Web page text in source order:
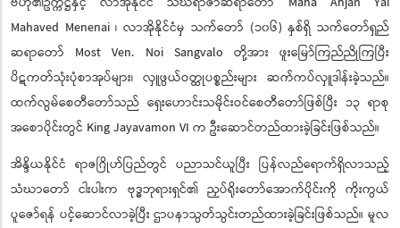
Mahaved Menenai ၊ လာအိုနိုင်ငံမှ သက်တော် (၁၀၆) နှစ်ရှိ သက်တော်ရှည်
ဆရာတော် Most Ven. Noi Sangvalo တိုအား ဖူးမြော်ကည်ညိကပီး
ပိဋကတ်သုံးပုံစာအုပ်များ၊ လှဖွယ်ဝတ္ထုပစ္စည်းများ ဆက်ကပ်လှူဒါန်းခဲ့သည်။
ထက်လွမ်စေတီတော်သည် ရှေးဟောင်းသမိုင်းဝင်စေတီတော်ဖြစ်ပြီး ၁၃ ရာစု
အစောပိုင်းတွင် King Jayavamon VI က ဦးဆောင်တည်ထားခဲ့ခြင်းဖြစ်သည်။
အိန္ဒိယနိုင်ငံ ရာဇဂြိုဟ်ပြည်တွင် ပညာသင်ယူပြီး ပြန်လည်ရောက်ရှိလာသည့်
သံဃာတော် ငါးပါးက ဗုဒ္ဓဘုရားရှင်၏ ညှပ်ရိုးတော်အောက်ပိုင်းကို ကိုးကွယ်
ပူဇော်ရန် ပင့်ဆောင်လာခဲ့ပြီး ဌာပနာသွတ်သွင်းတည်ထားခဲ့ခြင်းဖြစ်သည်။ မူလ